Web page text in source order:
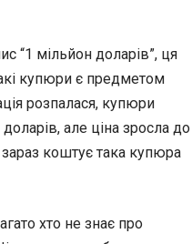
“1 мільйон доларів”, ця
купюри є предметом
розпалася, купюри
але ціна зросла до
коштує така купюра
хто не знає про